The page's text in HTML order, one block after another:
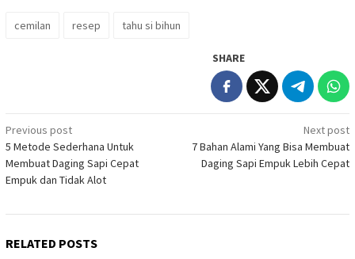
cemilan resep tahu si bihun
SHARE
Post
navigation
Previous post
5 Metode Sederhana Untuk
Membuat Daging Sapi Cepat
Empuk dan Tidak Alot
Next post
7 Bahan Alami Yang Bisa Membuat
Daging Sapi Empuk Lebih Cepat
RELATED POSTS